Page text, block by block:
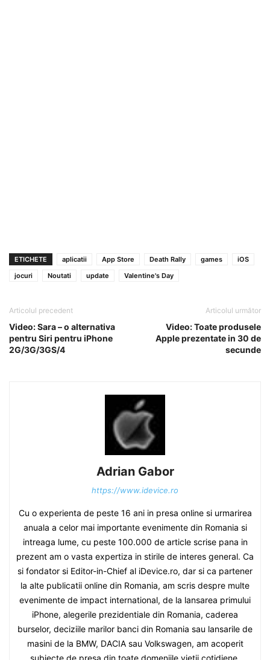
ETICHETE aplicatii App Store Death Rally games
iOS
jocuri
Noutati update Valentine's Day
Articolul precedent
Video: Sara – o alternativa
pentru Siri pentru iPhone
2G/3G/3GS/4
Articolul următor
Video: Toate produsele
Apple prezentate in 30 de
secunde
Adrian Gabor
https://www.idevice.ro
Cu o experienta de peste 16 ani in presa online si urmarirea
anuala a celor mai importante evenimente din Romania si
intreaga lume, cu peste 100.000 de article scrise pana in
prezent am o vasta expertiza in stirile de interes general. Ca
si fondator si Editor-in-Chief al iDevice.ro, dar si ca partener
la alte publicatii online din Romania, am scris despre multe
evenimente de impact international, de la lansarea primului
iPhone, alegerile prezidentiale din Romania, caderea
burselor, deciziile marilor banci din Romania sau lansarile de
masini de la BMW, DACIA sau Volkswagen, am acoperit
subiecte de presa din toate domeniile vietii cotidiene.